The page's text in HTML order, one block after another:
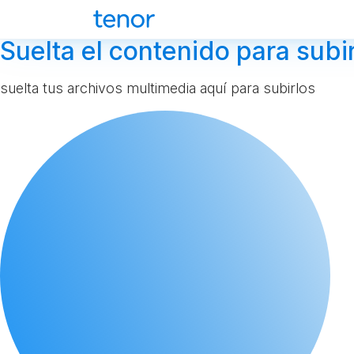
Suelta el contenido para
suelta tus archivos multimedia aquí para subirlos